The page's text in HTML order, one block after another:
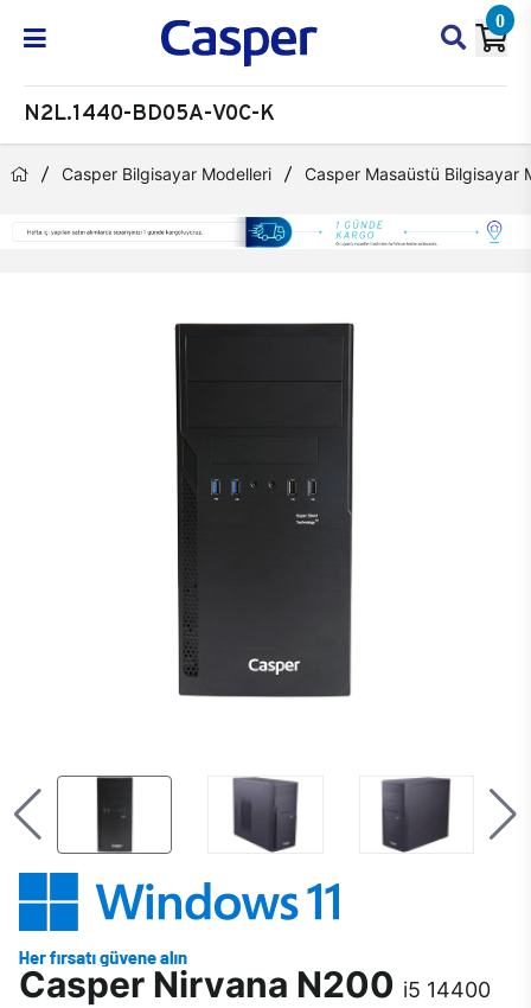
0
N2L.1440-BD05A-V0C-K
Casper Bilgisayar Modelleri Casper Masaüstü Bilgisayar
Casper Nirvana N200 i5 14400